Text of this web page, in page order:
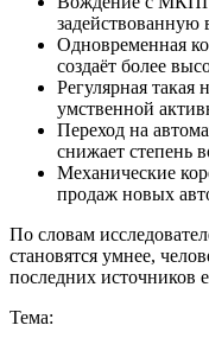
Одновременная
создаёт более
Регулярная
умственной
Переход на
снижает степень
Механические
продаж новых
По словам
становятся умнее,
последних источников
Тема: